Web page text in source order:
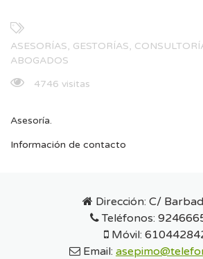
ASESORÍAS, GESTORÍAS,
ABOGADOS
4746 visitas
Asesoría.
Información de contacto
Dirección: C/
Teléfonos:
Móvil:
Email: